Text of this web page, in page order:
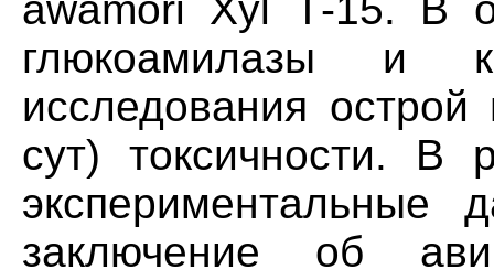
глюкоамилазы и
исследования
сут) токсичности. В
экспериментальные
заключение об